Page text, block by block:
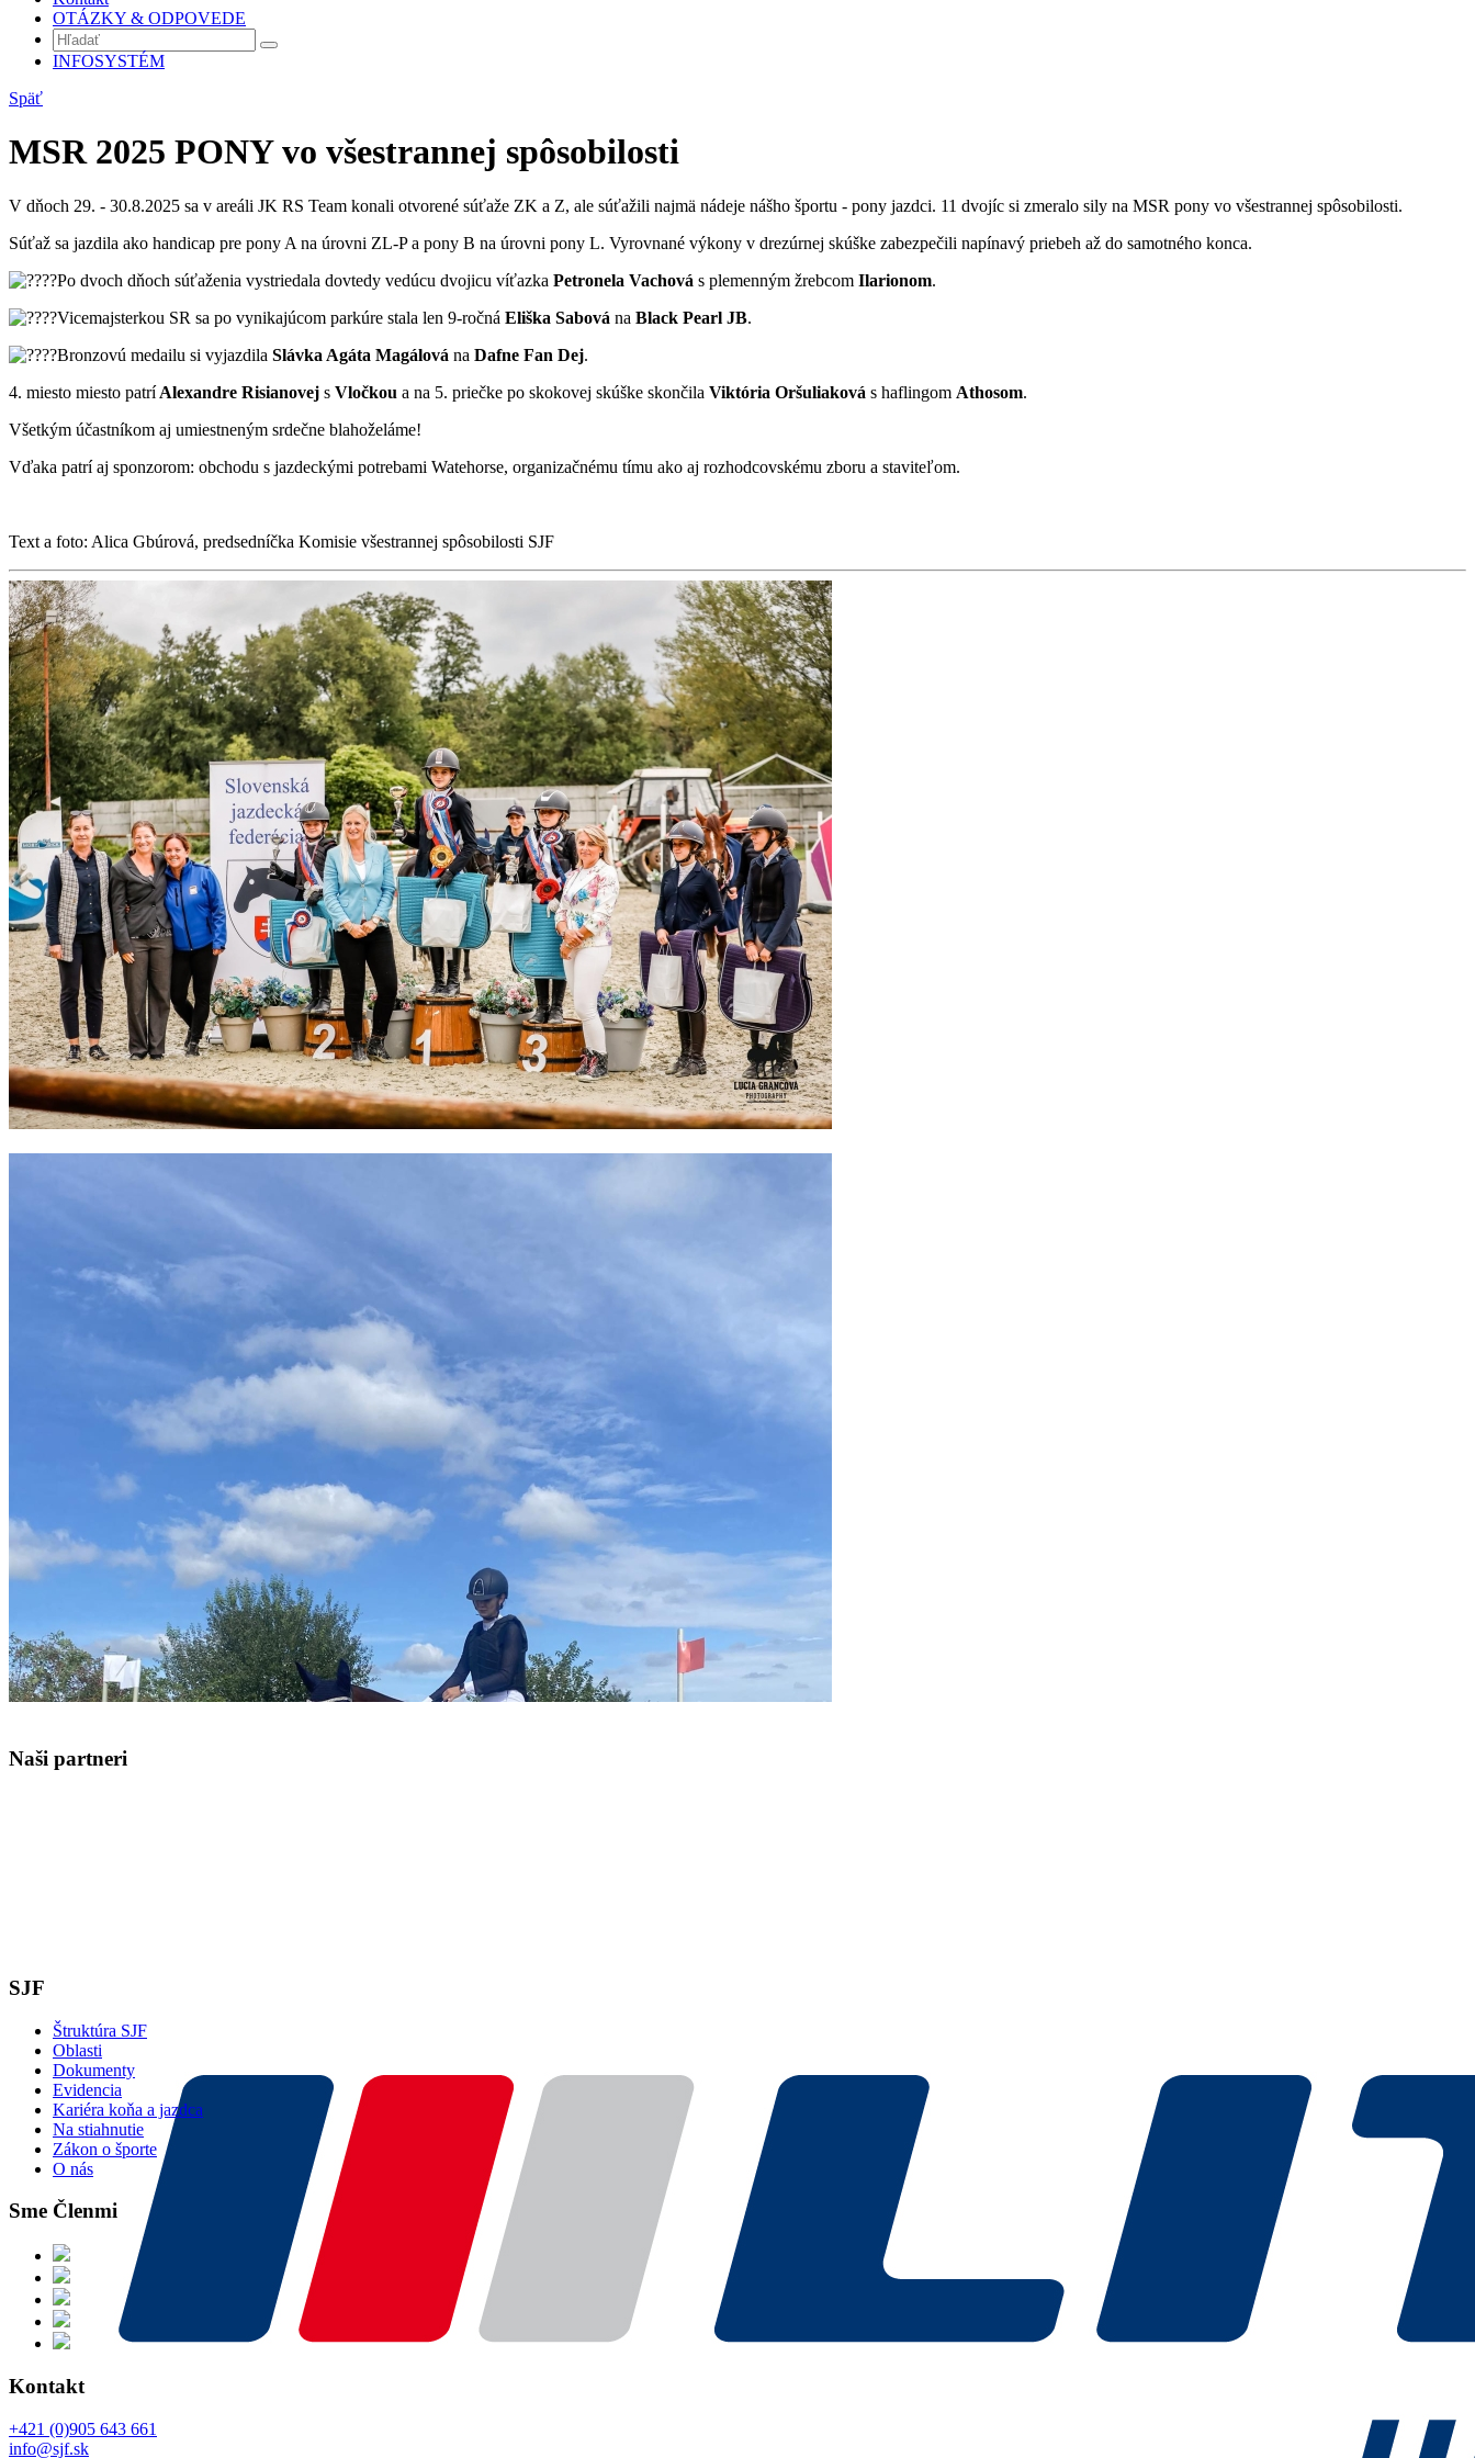
OTÁZKY & ODPOVEDE
INFOSYSTÉM
Späť
MSR 2025 PONY vo všestrannej spôsobilosti
V dňoch 29. - 30.8.2025 sa v areáli JK RS Team konali otvorené súťaže ZK a Z, ale súťažili najmä nádeje nášho športu - pony jazdci. 11 dvojíc si zmeralo sily na MSR pony vo všestrannej spôsobilosti.
Súťaž sa jazdila ako handicap pre pony A na úrovni ZL-P a pony B na úrovni pony L. Vyrovnané výkony v drezúrnej skúške zabezpečili napínavý priebeh až do samotného konca.
Po dvoch dňoch súťaženia vystriedala dovtedy vedúcu dvojicu víťazka Petronela Vachová s plemenným žrebcom Ilarionom.
Vicemajsterkou SR sa po vynikajúcom parkúre stala len 9-ročná Eliška Sabová na Black Pearl JB.
Bronzovú medailu si vyjazdila Slávka Agáta Magálová na Dafne Fan Dej.
4. miesto miesto patríAlexandre Risianovej s Vločkou a na 5. priečke po skokovej skúške skončila Viktória Oršuliaková s haflingom Athosom.
Všetkým účastníkom aj umiestneným srdečne blahoželáme!
Vďaka patrí aj sponzorom: obchodu s jazdeckými potrebami Watehorse, organizačnému tímu ako aj rozhodcovskému zboru a staviteľom.
Text a foto: Alica Gbúrová, predsedníčka Komisie všestrannej spôsobilosti SJF
Naši partneri
SJF
Štruktúra SJF
Oblasti
Dokumenty
Evidencia
Kariéra koňa a jazdca
Na stiahnutie
Zákon o športe
O nás
Sme Členmi
Kontakt
+421 (0)905 643 661
info@sjf.sk